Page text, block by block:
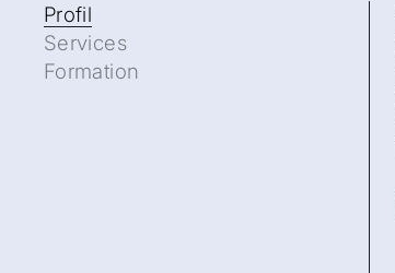
Profil
Services
Formation